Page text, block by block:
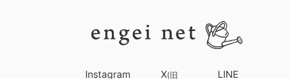
Instagram X(旧
LINE